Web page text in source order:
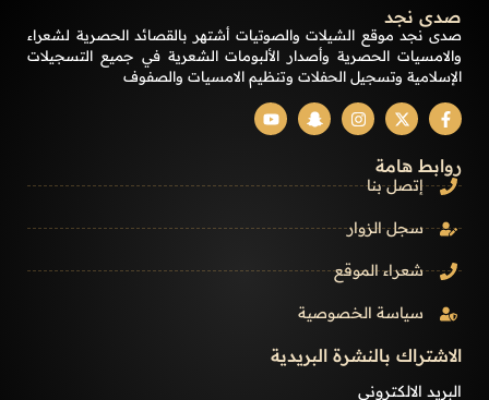
صدى نجد
صدى نجد موقع الشيلات والصوتيات أشتهر بالقصائد الحصرية لشعراء
والامسيات الحصرية وأصدار الألبومات الشعرية في جميع التسجيلات
الإسلامية وتسجيل الحفلات وتنظيم الامسيات والصفوف
روابط هامة
إتصل بنا
سجل الزوار
شعراء الموقع
سياسة الخصوصية
الاشتراك بالنشرة البريدية
البريد الالكتروني